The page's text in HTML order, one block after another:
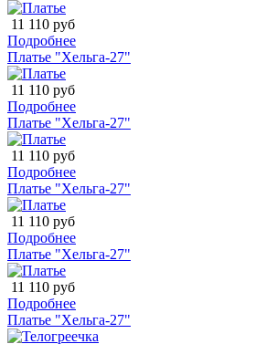
11 110 руб
Подробнее
Платье "Хельга-27"
11 110 руб
Подробнее
Платье "Хельга-27"
11 110 руб
Подробнее
Платье "Хельга-27"
11 110 руб
Подробнее
Платье "Хельга-27"
11 110 руб
Подробнее
Платье "Хельга-27"